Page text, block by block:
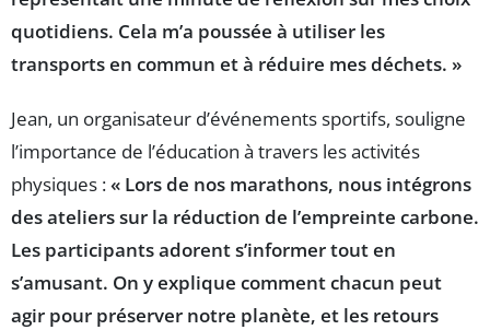
quotidiens. Cela m’a poussée à utiliser les
transports en commun et à réduire mes déchets. »
Jean, un organisateur d’événements sportifs, souligne
l’importance de l’éducation à travers les activités
physiques :« Lors de nos marathons, nous intégrons
des ateliers sur la réduction de l’empreinte carbone.
Les participants adorent s’informer tout en
s’amusant. On y explique comment chacun peut
agir pour préserver notre planète, et les retours